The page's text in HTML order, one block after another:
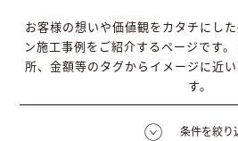
お客様の想いや価値観をカタチにし
ン施工事例をご紹介するページです。
所、金額等のタグからイメージに近
す。
条件を絞り